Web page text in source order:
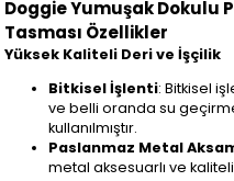
Doggie Yumuşak Dokulu
Tasması Özellikler
Yüksek Kaliteli Deri ve İşçilik
Bitkisel İşlenti: Bitkisel
ve belli oranda su
kullanılmıştır.
Paslanmaz Metal
metal aksesuarlı ve